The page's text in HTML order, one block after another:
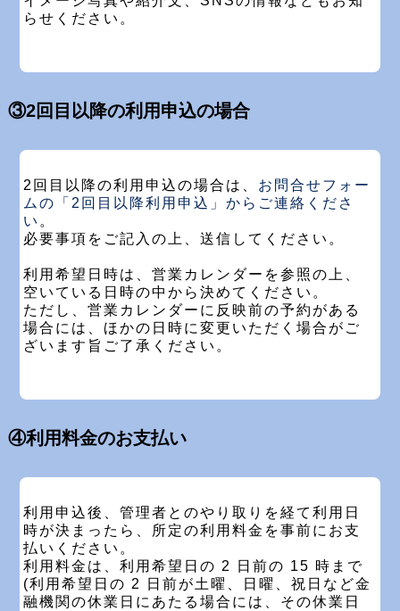
らせください。
③2回目以降の利用申込の場合
2回目以降の利用申込の場合は、 お問合せフォー
ムの「2回目以降利用申込」からご連絡くださ
い 。
必要事項をご記入の上、送信してください。
利用希望日時は、営業カレンダーを参照の上、
空いている日時の中から決めてください。
ただし、営業カレンダーに反映前の予約がある
場合には、ほかの日時に変更いただく場合がご
ざいます旨ご了承ください。
④利用料金のお支払い
利用申込後、管理者とのやり取りを経て利用日
時が決まったら、所定の利用料金を事前にお支
払いください。
利用料金は、利用希望日の 2 日前の 15 時まで
(利用希望日の 2 日前が土曜、日曜、祝日など金
融機関の休業日にあたる場合には、その休業日